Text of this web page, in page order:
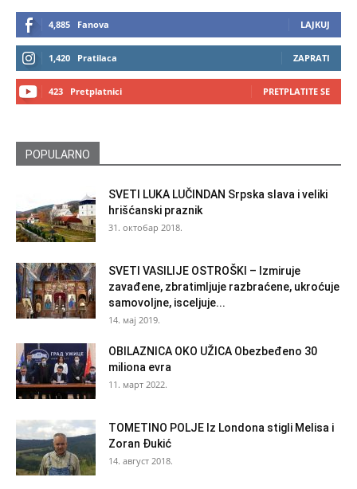
4,885 Fanova LAJKUJ
1,420 Pratilaca ZAPRATI
423 Pretplatnici PRETPLATITE SE
POPULARNO
SVETI LUKA LUČINDAN Srpska slava i veliki
hrišćanski praznik
31. октобар 2018.
SVETI VASILIJE OSTROŠKI – Izmiruje
zavađene, zbratimljuje razbraćene, ukroćuje
samovoljne, isceljuje...
14. мај 2019.
OBILAZNICA OKO UŽICA Obezbeđeno 30
miliona evra
11. март 2022.
TOMETINO POLJE Iz Londona stigli Melisa i
Zoran Đukić
14. август 2018.